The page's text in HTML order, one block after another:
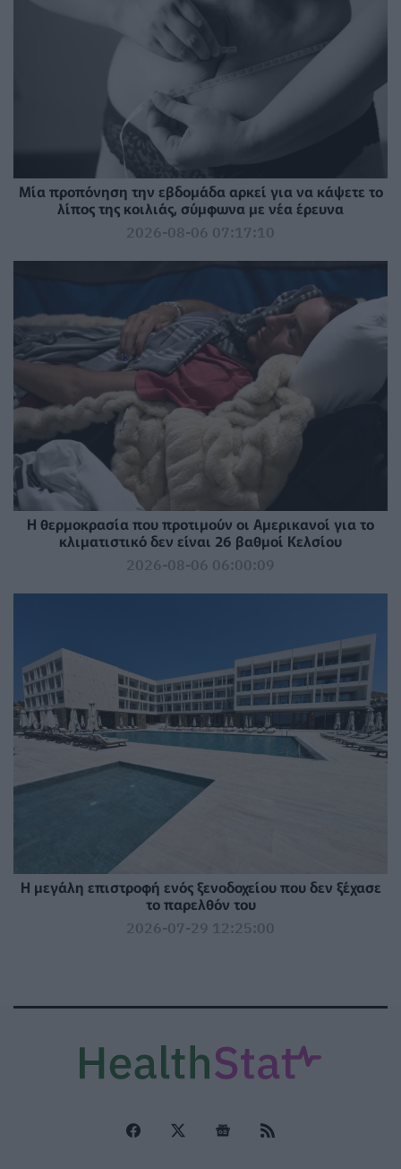
Μία προπόνηση την εβδομάδα αρκεί για να κάψετε το
λίπος της κοιλιάς, σύμφωνα με νέα έρευνα
2026-08-06 07:17:10
Η θερμοκρασία που προτιμούν οι Αμερικανοί για το
κλιματιστικό δεν είναι 26 βαθμοί Κελσίου
2026-08-06 06:00:09
Η μεγάλη επιστροφή ενός ξενοδοχείου που δεν ξέχασε
το παρελθόν του
2026-07-29 12:25:00